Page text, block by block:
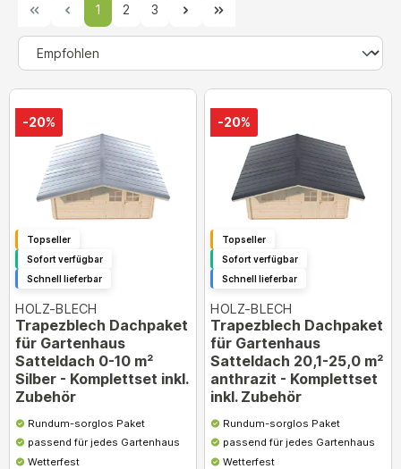
1 2 3
-20%
Topseller
Sofort verfügbar
Schnell lieferbar
HOLZ-BLECH
Trapezblech Dachpaket
für Gartenhaus
Satteldach 0-10 m²
Silber - Komplettset inkl.
Zubehör
Rundum-sorglos Paket
passend für jedes Gartenhaus
Wetterfest
-20%
Topseller
Sofort verfügbar
Schnell lieferbar
HOLZ-BLECH
Trapezblech Dachpaket
für Gartenhaus
Satteldach 20,1-25,0 m²
anthrazit - Komplettset
inkl. Zubehör
Rundum-sorglos Paket
passend für jedes Gartenhaus
Wetterfest